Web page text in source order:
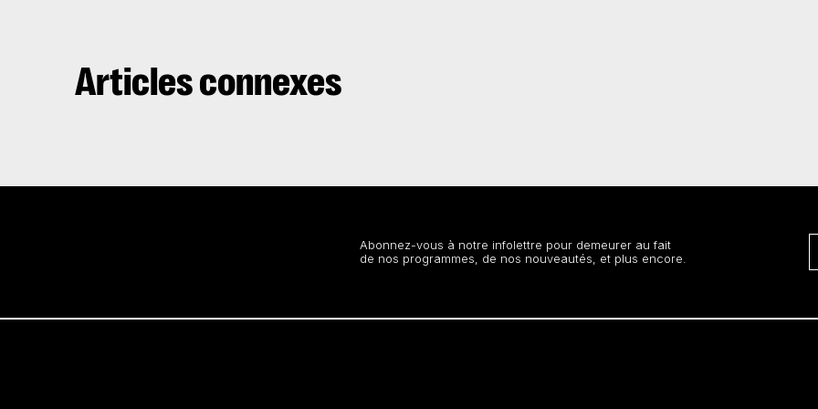
Articles connexes
Abonnez-vous à notre infolettre pour demeurer au fait
de nos programmes, de nos nouveautés, et plus encore.